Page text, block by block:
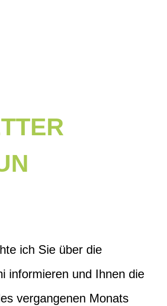
ich Sie über die
informieren und Ihnen die
vergangenen Monats